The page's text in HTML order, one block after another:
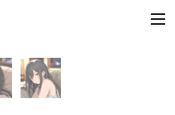
t
o